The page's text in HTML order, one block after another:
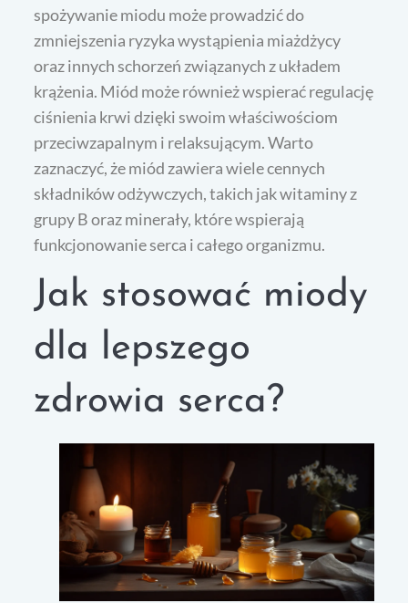
spożywanie miodu może prowadzić do
zmniejszenia ryzyka wystąpienia miażdżycy
oraz innych schorzeń związanych z układem
krążenia. Miód może również wspierać regulację
ciśnienia krwi dzięki swoim właściwościom
przeciwzapalnym i relaksującym. Warto
zaznaczyć, że miód zawiera wiele cennych
składników odżywczych, takich jak witaminy z
grupy B oraz minerały, które wspierają
funkcjonowanie serca i całego organizmu.
Jak stosować miody
dla lepszego
zdrowia serca?